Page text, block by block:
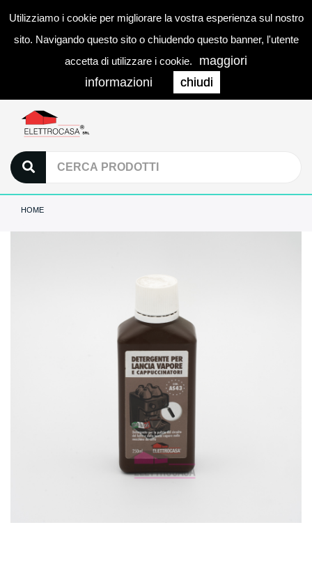
Utilizziamo i cookie per migliorare la vostra esperienza sul nostro
sito. Navigando questo sito o chiudendo questo banner, l'utente
accetta di utilizzare i cookie.
maggiori
informazioni
chiudi
0
HOME